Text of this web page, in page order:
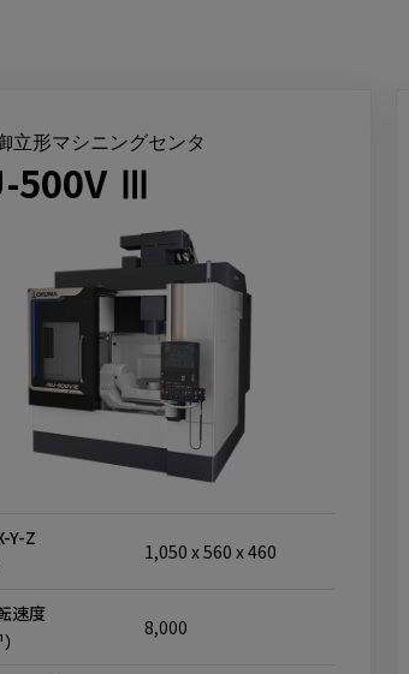
立形マシニングセンタ
500V Ⅲ
Y-Z
1,050 x 560 x 460
速度
8,000